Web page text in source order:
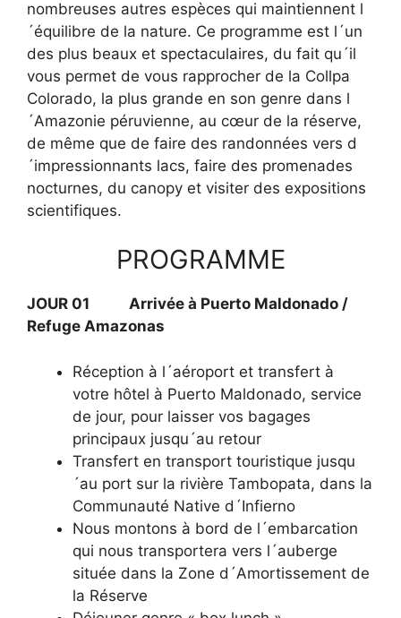
nombreuses autres espèces qui maintiennent l
´équilibre de la nature. Ce programme est l´un
des plus beaux et spectaculaires, du fait qu´il
vous permet de vous rapprocher de la Collpa
Colorado, la plus grande en son genre dans l
´Amazonie péruvienne, au cœur de la réserve,
de même que de faire des randonnées vers d
´impressionnants lacs, faire des promenades
nocturnes, du canopy et visiter des expositions
scientifiques.
PROGRAMME
JOUR 01 Arrivée à Puerto Maldonado /
Refuge Amazonas
Réception à l´aéroport et transfert à
votre hôtel à Puerto Maldonado, service
de jour, pour laisser vos bagages
principaux jusqu´au retour
Transfert en transport touristique jusqu
´au port sur la rivière Tambopata, dans la
Communauté Native d´Infierno
Nous montons à bord de l´embarcation
qui nous transportera vers l´auberge
située dans la Zone d´Amortissement de
la Réserve